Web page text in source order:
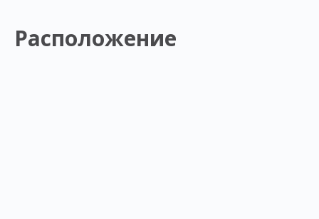
Расположение